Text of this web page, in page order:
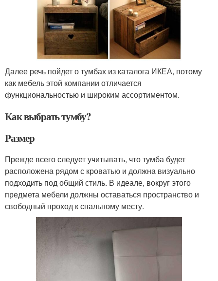
Далее речь пойдет о тумбах из каталога ИКЕА, потому
как мебель этой компании отличается
функциональностью и широким ассортиментом.
Как выбрать тумбу?
Размер
Прежде всего следует учитывать, что тумба будет
расположена рядом с кроватью и должна визуально
подходить под общий стиль. В идеале, вокруг этого
предмета мебели должны оставаться пространство и
свободный проход к спальному месту.